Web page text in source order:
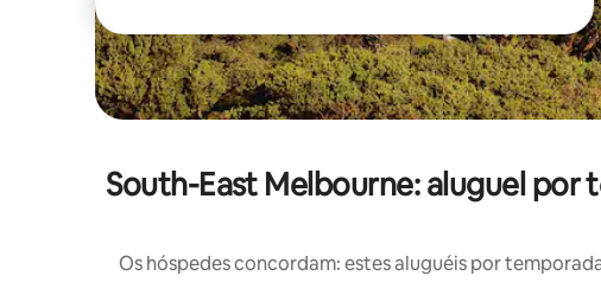
South-East Melbourne: aluguel
Os hóspedes concordam: estes aluguéis por